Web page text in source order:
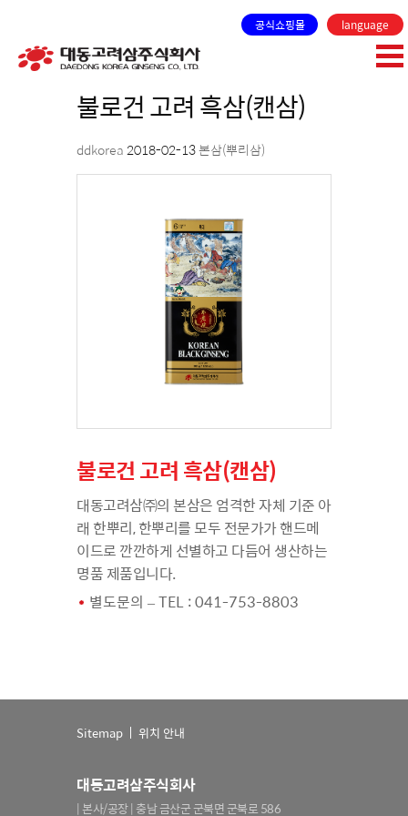
공식쇼핑몰 language
불로건 고려 흑삼(캔삼)
ddkorea2018-02-13본삼(뿌리삼)
불로건 고려 흑삼(캔삼)
대동고려삼㈜의 본삼은 엄격한 자체 기준 아
래 한뿌리, 한뿌리를 모두 전문가가 핸드메
이드로 깐깐하게 선별하고 다듬어 생산하는
명품 제품입니다.
별도문의 – TEL : 041-753-8803
Sitemap 위치 안내
대동고려삼주식회사
| 본사/공장 | 충남 금산군 군북면 군북로 586